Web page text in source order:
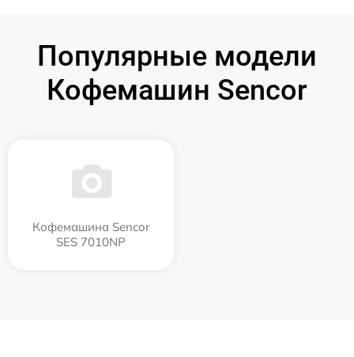
Популярные модели
Кофемашин Sencor
Кофемашина Sencor
SES 7010NP